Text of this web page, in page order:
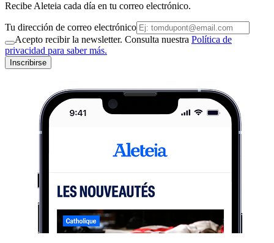
Recibe Aleteia cada día en tu correo electrónico.
Tu dirección de correo electrónico
Acepto recibir la newsletter. Consulta nuestra Política de
privacidad para saber más.
Inscribirse